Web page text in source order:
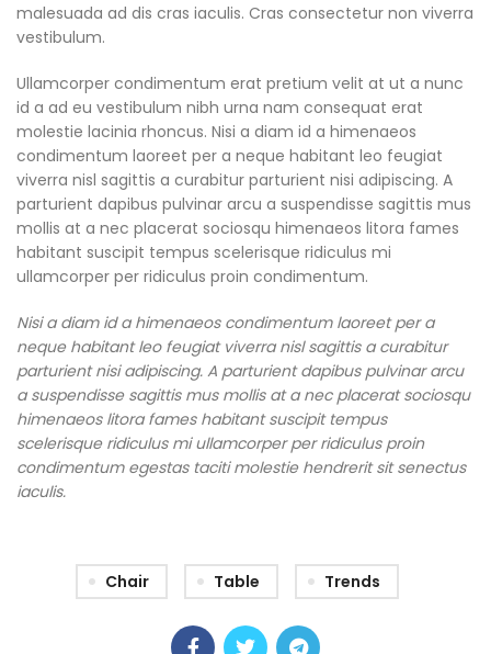
malesuada ad dis cras iaculis. Cras consectetur non viverra
vestibulum.
Ullamcorper condimentum erat pretium velit at ut a nunc
id a ad eu vestibulum nibh urna nam consequat erat
molestie lacinia rhoncus. Nisi a diam id a himenaeos
condimentum laoreet per a neque habitant leo feugiat
viverra nisl sagittis a curabitur parturient nisi adipiscing. A
parturient dapibus pulvinar arcu a suspendisse sagittis mus
mollis at a nec placerat sociosqu himenaeos litora fames
habitant suscipit tempus scelerisque ridiculus mi
ullamcorper per ridiculus proin condimentum.
Nisi a diam id a himenaeos condimentum laoreet per a
neque habitant leo feugiat viverra nisl sagittis a curabitur
parturient nisi adipiscing. A parturient dapibus pulvinar arcu
a suspendisse sagittis mus mollis at a nec placerat sociosqu
himenaeos litora fames habitant suscipit tempus
scelerisque ridiculus mi ullamcorper per ridiculus proin
condimentum egestas taciti molestie hendrerit sit senectus
iaculis.
Chair Table Trends